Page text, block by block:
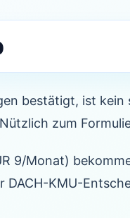
bestätigt, ist
zum
9/Monat)
KMU-